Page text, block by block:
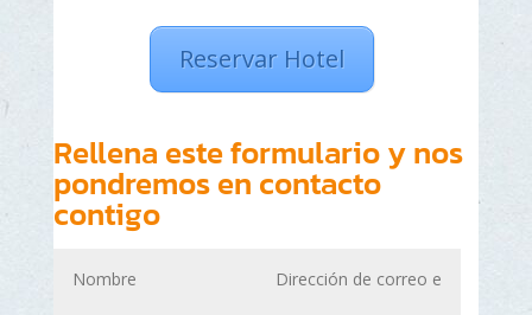
Reservar Hotel
Rellena este formulario y nos
pondremos en contacto
contigo